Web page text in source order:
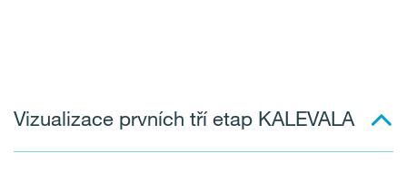
Vizualizace prvních tří etap KALEVALA